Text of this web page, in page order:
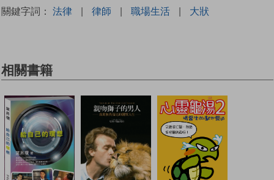
關鍵字詞： 法律 | 律師 | 職場生活 | 大狀
相關書籍